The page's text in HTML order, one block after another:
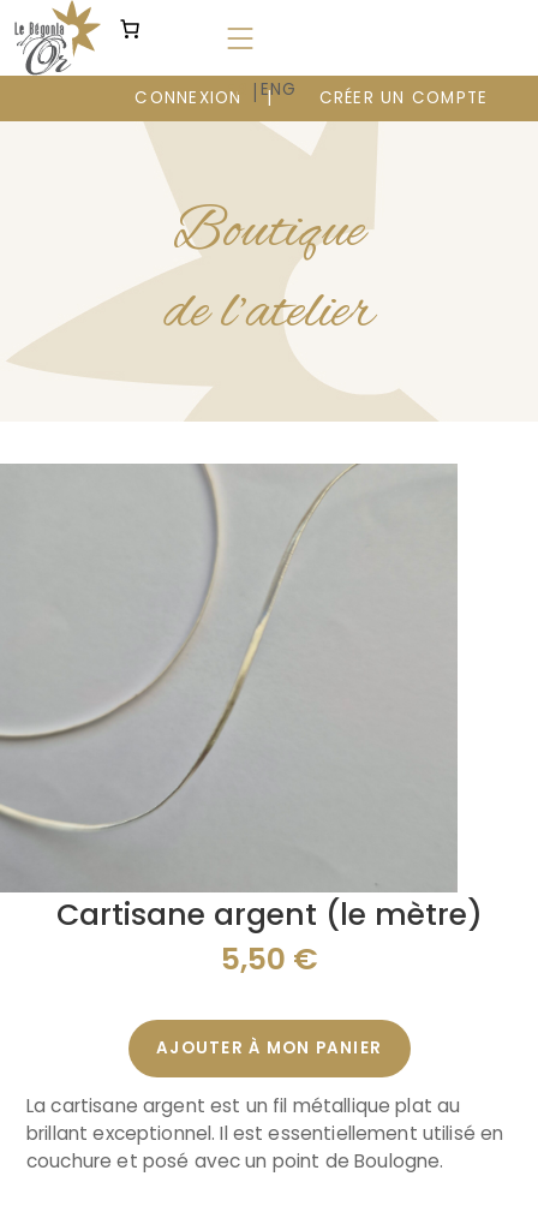
au
contenu
FR | ENG
CONNEXION CRÉER UN COMPTE
Boutique
de l’atelier
Cartisane argent (le mètre)
5,50 €
AJOUTER À MON PANIER
La cartisane argent est un fil métallique plat au
brillant exceptionnel. Il est essentiellement utilisé en
couchure et posé avec un point de Boulogne.